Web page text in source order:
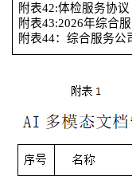
附表42:体检服务协议
附表43:2026年综合
附表44：综合服务公